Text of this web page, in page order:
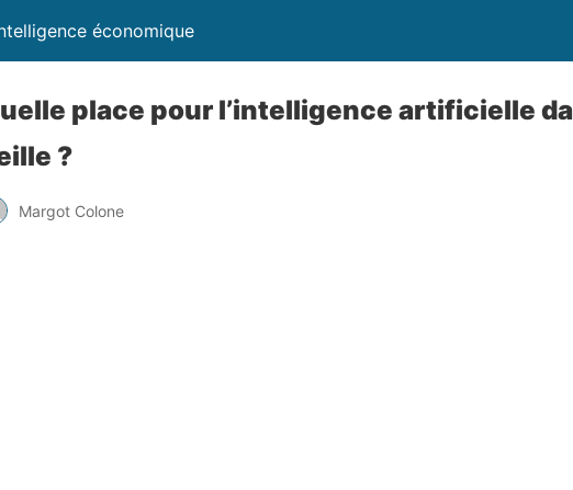
économique
place pour l’intelligence artificielle
?
Margot Colone